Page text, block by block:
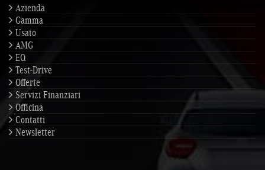
Azienda
Gamma
Usato
AMG
EQ
Test-Drive
Offerte
Servizi Finanziari
Officina
Contatti
Newsletter